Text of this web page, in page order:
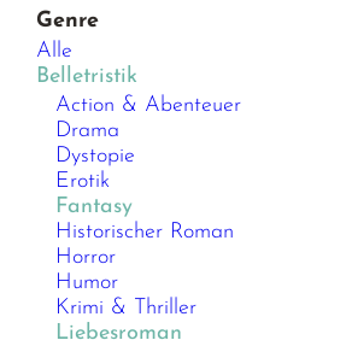
Genre
Alle
Belletristik
Action & Abenteuer
Drama
Dystopie
Erotik
Fantasy
Historischer Roman
Horror
Humor
Krimi & Thriller
Liebesroman